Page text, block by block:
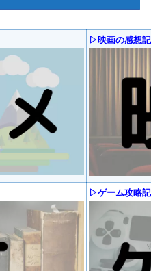
▷映画の感想
▷ゲーム攻略